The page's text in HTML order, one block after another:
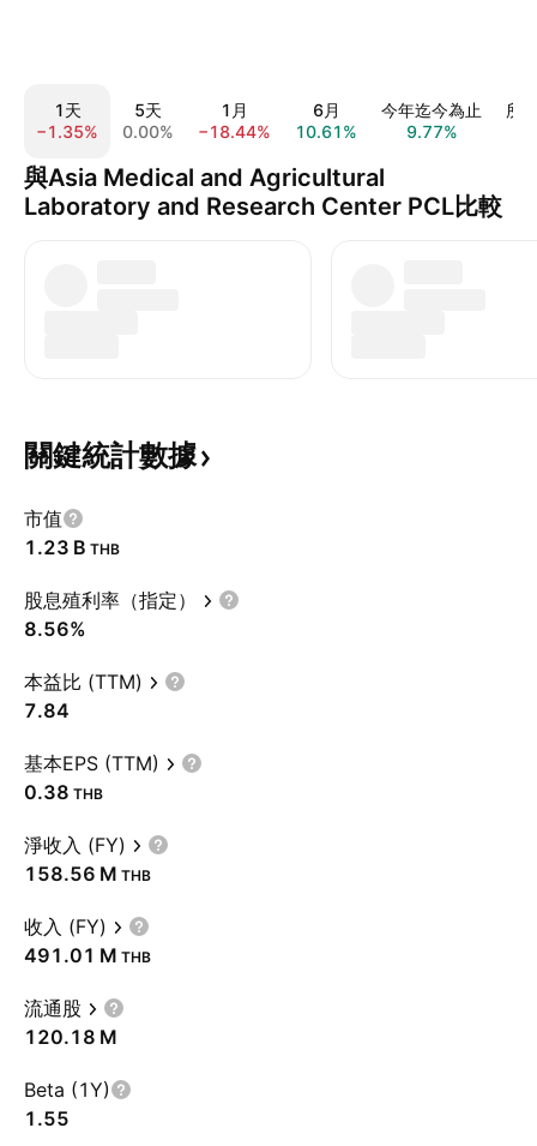
1天
−1.35%
5天
0.00%
1月
−18.44%
6月
10.61%
今年迄今為止
9.77%
所
與Asia Medical and Agricultural
Laboratory and Research Center PCL比較
關鍵統計數據
市值
‪1.23 B‬ THB
股息殖利率（指定）
8.56%
本益比 (TTM)
7.84
基本EPS (TTM)
0.38 THB
淨收入 (FY)
‪158.56 M‬ THB
收入 (FY)
‪491.01 M‬ THB
流通股
‪120.18 M‬
Beta (1Y)
1.55